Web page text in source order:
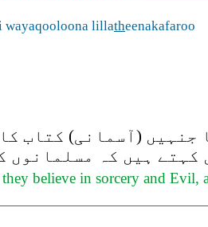
wayaqooloona lillatheenakafaroo
جنہیں (آسمانی) کتاب
ہیں کہ مسلمانوں
believe in sorcery and Evil,